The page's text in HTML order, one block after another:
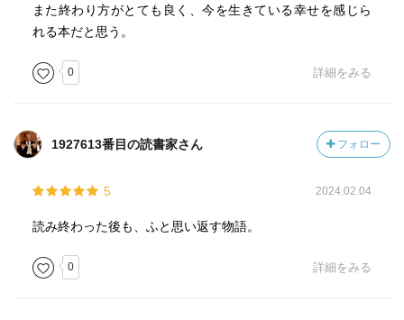
また終わり方がとても良く、今を生きている幸せを感じら
れる本だと思う。
0 詳細をみる
1927613番目の読書家さん フォロー
5 2024.02.04
読み終わった後も、ふと思い返す物語。
0 詳細をみる